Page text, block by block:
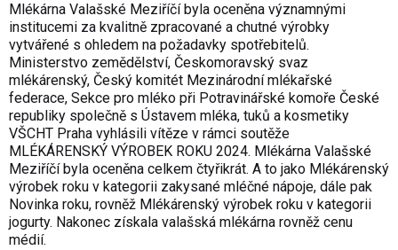
Mlékárna Valašské Meziříčí byla oceněna významnými
institucemi za kvalitně zpracované a chutné výrobky
vytvářené s ohledem na požadavky spotřebitelů.
Ministerstvo zemědělství, Českomoravský svaz
mlékárenský, Český komitét Mezinárodní mlékařské
federace, Sekce pro mléko při Potravinářské komoře České
republiky společně s Ústavem mléka, tuků a kosmetiky
VŠCHT Praha vyhlásili vítěze v rámci soutěže
MLÉKÁRENSKÝ VÝROBEK ROKU 2024. Mlékárna Valašské
Meziříčí byla oceněna celkem čtyřikrát. A to jako Mlékárenský
výrobek roku v kategorii zakysané mléčné nápoje, dále pak
Novinka roku, rovněž Mlékárenský výrobek roku v kategorii
jogurty. Nakonec získala valašská mlékárna rovněž cenu
médií.